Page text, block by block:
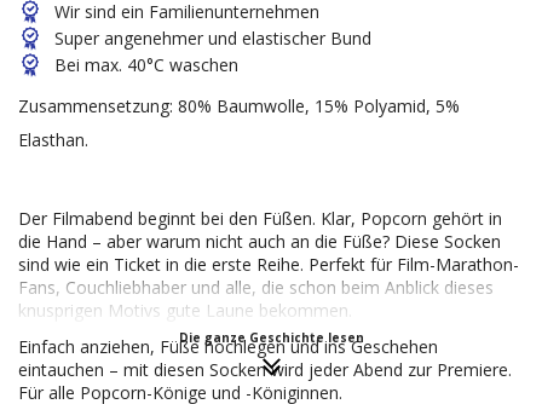
Wir sind ein Familienunternehmen
Super angenehmer und elastischer Bund
Bei max. 40°C waschen
Zusammensetzung: 80% Baumwolle, 15% Polyamid, 5%
Elasthan.
Der Filmabend beginnt bei den Füßen. Klar, Popcorn gehört in
die Hand – aber warum nicht auch an die Füße? Diese Socken
sind wie ein Ticket in die erste Reihe. Perfekt für Film-Marathon-
Fans, Couchliebhaber und alle, die schon beim Anblick dieses
knusprigen Motivs gute Laune bekommen.
Einfach anziehen, Füße hochlegen und ins Geschehen
eintauchen – mit diesen Socken wird jeder Abend zur Premiere.
Für alle Popcorn-Könige und -Königinnen.
Die ganze Geschichte lesen